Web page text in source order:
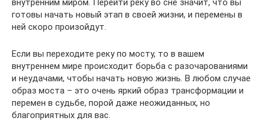
внутренним миром. Перейти реку во сне значит, что вы
готовы начать новый этап в своей жизни, и перемены в
ней скоро произойдут.
Если вы переходите реку по мосту, то в вашем
внутреннем мире происходит борьба с разочарованиями
и неудачами, чтобы начать новую жизнь. В любом случае
образ моста – это очень яркий образ трансформации и
перемен в судьбе, порой даже неожиданных, но
благоприятных для вас.